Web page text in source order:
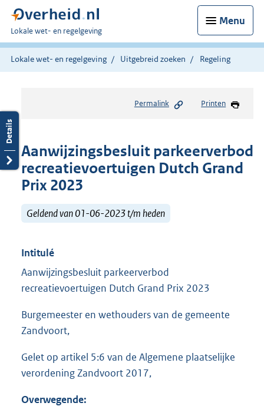
Menu
U
bent
hier:
Lokale wet- en regelgeving
Lokale wet- en regelgeving Uitgebreid zoeken Regeling
Permalink Printen
Aanwijzingsbesluit parkeerverbod
recreatievoertuigen Dutch Grand
Prix 2023
Geldend van 01-06-2023 t/m heden
Intitulé
Aanwijzingsbesluit parkeerverbod
recreatievoertuigen Dutch Grand Prix 2023
Burgemeester en wethouders van de gemeente
Zandvoort,
Gelet op artikel 5:6 van de Algemene plaatselijke
verordening Zandvoort 2017,
Overwegende: